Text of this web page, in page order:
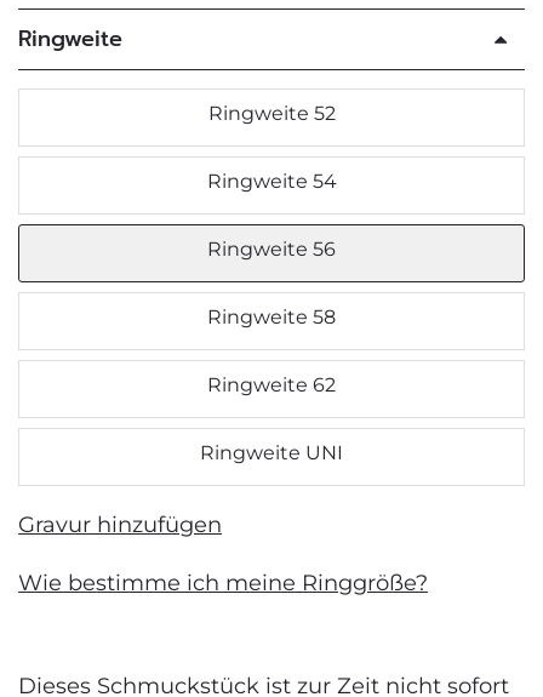
Ringweite
Ringweite 52
Ringweite 54
Ringweite 56
Ringweite 58
Ringweite 62
Ringweite UNI
Gravur hinzufügen
Wie bestimme ich meine Ringgröße?
Dieses Schmuckstück ist zur Zeit nicht sofort